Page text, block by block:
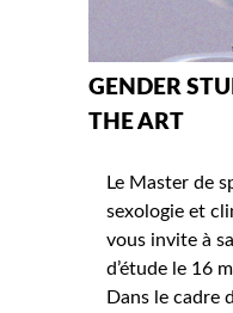
GENDER
THE ART
Le Master de
sexologie et
vous invite à
d’étude le 16
Dans le cadre